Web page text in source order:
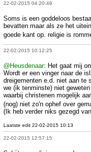
22-02-2015 04:20:49
Soms is een goddeloos
bevatten maar als ze het
goede kant op. religie is
22-02-2015 10:12:25
@Heusdenaar: Het gaat mij
Wordt er een vinger naar de
dreigementen e.d. niet aan te
we (ik tenminste) niet
waarbij christenen mogelijk
(nog) niet zo'n ophef over
(Ik heb verder niks gezegd
Laatste edit 22-02-2015 10:13
22-02-2015 12:57:15